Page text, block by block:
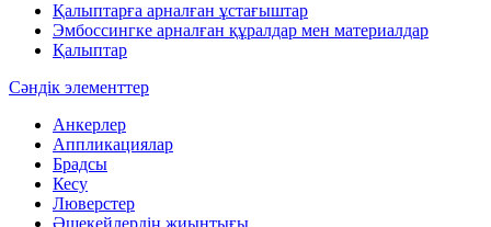
Қалыптарға арналған ұстағыштар
Эмбоссингке арналған құралдар мен материалдар
Қалыптар
Сәндік элементтер
Анкерлер
Аппликациялар
Брадсы
Кесу
Люверстер
Әшекейлердің жиынтығы